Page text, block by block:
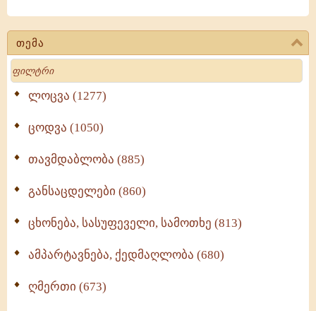
თემა
Search
ლოცვა (1277)
ცოდვა (1050)
თავმდაბლობა (885)
განსაცდელები (860)
ცხონება, სასუფეველი, სამოთხე (813)
ამპარტავნება, ქედმაღლობა (680)
ღმერთი (673)